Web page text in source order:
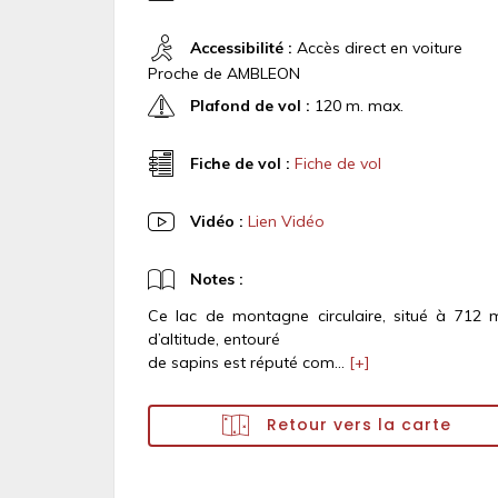
Accessibilité : Accès direct en voiture
Proche de AMBLEON
Plafond de vol : 120 m. max.
Fiche de vol : Fiche de vol
Vidéo : Lien Vidéo
Notes :
Ce lac de montagne circulaire, situé à 712
d’altitude, entouré
de sapins est réputé com... [+]
Retour vers la carte